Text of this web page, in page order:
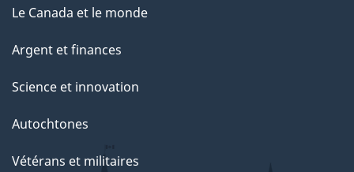
Le Canada et le monde
Argent et finances
Science et innovation
Autochtones
Vétérans et militaires